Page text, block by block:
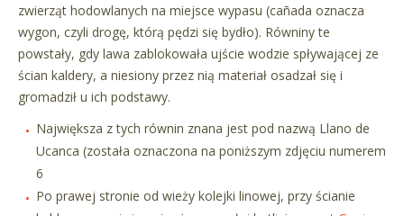
zwierząt hodowlanych na miejsce wypasu (cañada oznacza
wygon, czyli drogę, którą pędzi się bydło). Równiny te
powstały, gdy lawa zablokowała ujście wodzie spływającej ze
ścian kaldery, a niesiony przez nią materiał osadzał się i
gromadził u ich podstawy.
Największa z tych równin znana jest pod nazwą Llano de
Ucanca (została oznaczona na poniższym zdjęciu numerem
6
Po prawej stronie od wieży kolejki linowej, przy ścianie